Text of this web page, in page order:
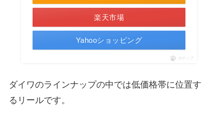
楽天市場
Yahooショッピング
ポチップ
ダイワのラインナップの中では低価格帯に位置す
るリールです。